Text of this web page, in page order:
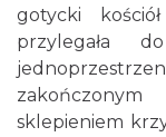
gotycki
przylegała
sklepieniem